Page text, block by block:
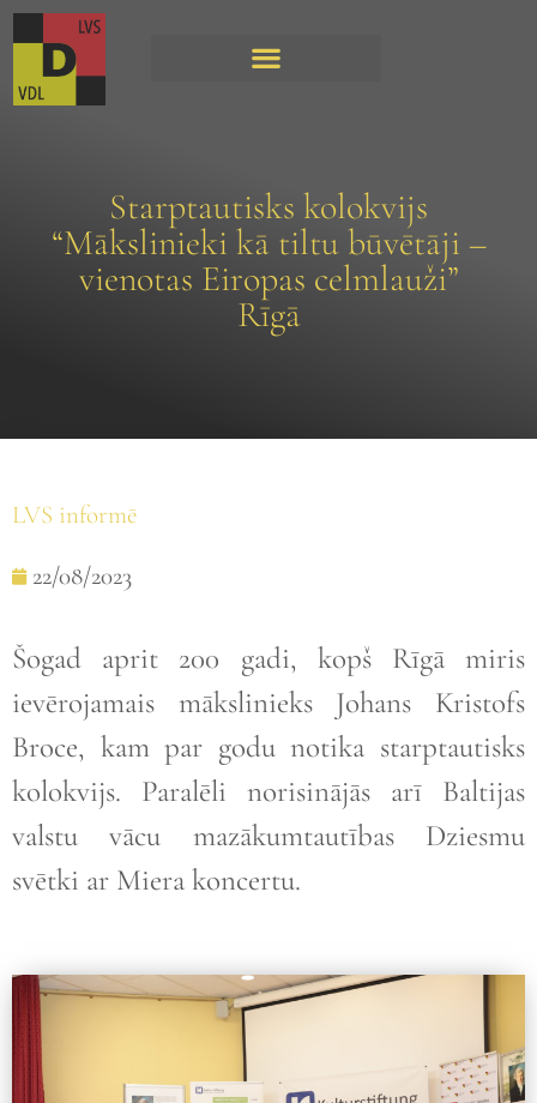
Starptautisks kolokvijs
“Mākslinieki kā tiltu būvētāji –
vienotas Eiropas celmlauži”
Rīgā
LVS informē
22/08/2023
Šogad aprit 200 gadi, kopš Rīgā miris
ievērojamais mākslinieks Johans Kristofs
Broce, kam par godu notika starptautisks
kolokvijs. Paralēli norisinājās arī Baltijas
valstu vācu mazākumtautības Dziesmu
svētki ar Miera koncertu.